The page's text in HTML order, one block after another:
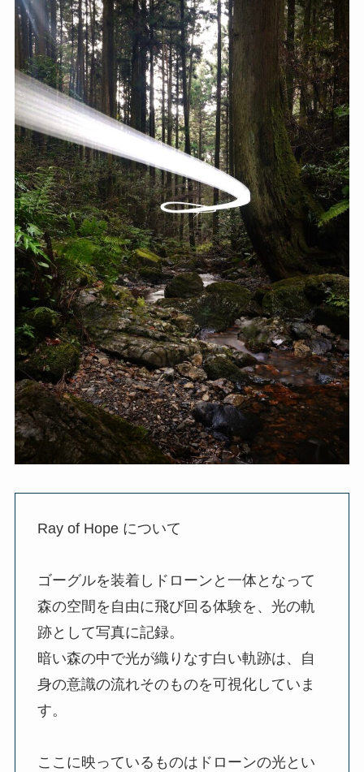
Ray of Hope について
ゴーグルを装着しドローンと一体となって
森の空間を自由に飛び回る体験を、光の軌
跡として写真に記録。
暗い森の中で光が織りなす白い軌跡は、自
身の意識の流れそのものを可視化していま
す。
ここに映っているものはドローンの光とい